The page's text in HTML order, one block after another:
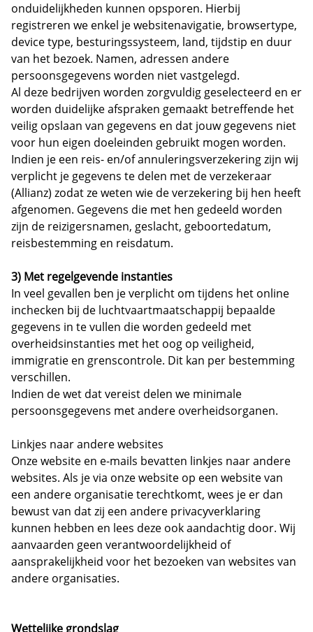
onduidelijkheden kunnen opsporen. Hierbij
registreren we enkel je websitenavigatie, browsertype,
device type, besturingssysteem, land, tijdstip en duur
van het bezoek. Namen, adressen andere
persoonsgegevens worden niet vastgelegd.
Al deze bedrijven worden zorgvuldig geselecteerd en er
worden duidelijke afspraken gemaakt betreffende het
veilig opslaan van gegevens en dat jouw gegevens niet
voor hun eigen doeleinden gebruikt mogen worden.
Indien je een reis- en/of annuleringsverzekering zijn wij
verplicht je gegevens te delen met de verzekeraar
(Allianz) zodat ze weten wie de verzekering bij hen heeft
afgenomen. Gegevens die met hen gedeeld worden
zijn de reizigersnamen, geslacht, geboortedatum,
reisbestemming en reisdatum.
3) Met regelgevende instanties
In veel gevallen ben je verplicht om tijdens het online
inchecken bij de luchtvaartmaatschappij bepaalde
gegevens in te vullen die worden gedeeld met
overheidsinstanties met het oog op veiligheid,
immigratie en grenscontrole. Dit kan per bestemming
verschillen.
Indien de wet dat vereist delen we minimale
persoonsgegevens met andere overheidsorganen.
Linkjes naar andere websites
Onze website en e-mails bevatten linkjes naar andere
websites. Als je via onze website op een website van
een andere organisatie terechtkomt, wees je er dan
bewust van dat zij een andere privacyverklaring
kunnen hebben en lees deze ook aandachtig door. Wij
aanvaarden geen verantwoordelijkheid of
aansprakelijkheid voor het bezoeken van websites van
andere organisaties.
Wettelijke grondslag